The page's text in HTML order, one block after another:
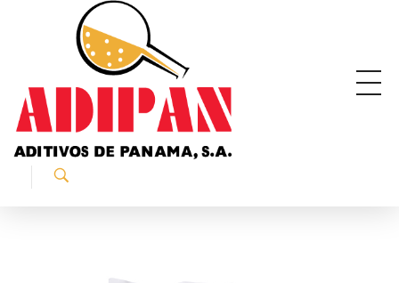
ADIPAN - Aditivos de Panamá S.A.
Productos especializados para la construcción.